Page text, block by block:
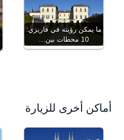
ما يمكن رؤيته في فاريزي:
10 محطات بين…
أماكن أخرى للزيارة